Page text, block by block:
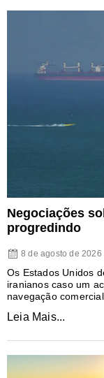
Negociações
progredindo
8 de agosto de 2026
Os Estados Unidos
iranianos caso um
navegação comercial
Leia Mais...